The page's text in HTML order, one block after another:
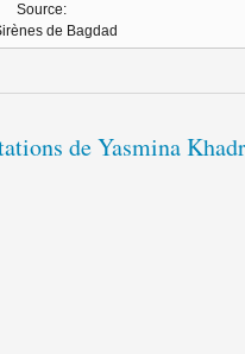
Source:
de Bagdad
de Yasmina